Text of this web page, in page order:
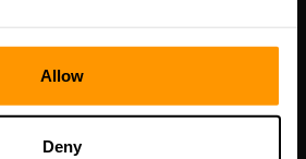
Allow
Deny